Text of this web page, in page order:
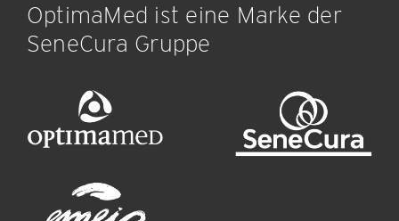
OptimaMed ist eine Marke der
SeneCura Gruppe